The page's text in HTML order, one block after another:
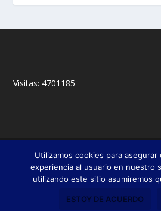
Visitas: 4701185
© 2018,Francisco Javier
Olabuénaga|Zona
Esta web es una iniciativa privada de sus
Utilizamos cookies para asegurar
experiencia al usuario en nuestro
utilizando este sitio asumiremos
ESTOY DE ACUERDO